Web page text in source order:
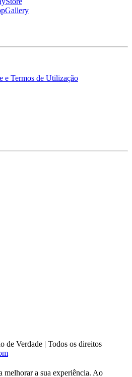
e Termos de Utilização
Verdade | Todos os direitos
melhorar a sua experiência. Ao